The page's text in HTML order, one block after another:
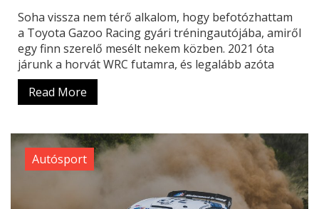
Soha vissza nem térő alkalom, hogy befotózhattam
a Toyota Gazoo Racing gyári tréningautójába, amiről
egy finn szerelő mesélt nekem közben. 2021 óta
járunk a horvát WRC futamra, és legalább azóta
Read More
Autósport